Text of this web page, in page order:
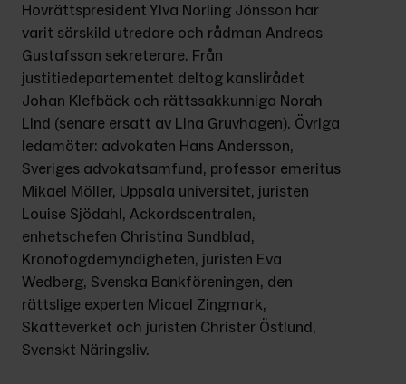
Hovrättspresident Ylva Norling Jönsson har
varit särskild utredare och rådman Andreas
Gustafsson sekreterare. Från
justitiedepartementet deltog kanslirådet
Johan Klefbäck och rättssakkunniga Norah
Lind (senare ersatt av Lina Gruvhagen). Övriga
ledamöter: advokaten Hans Andersson,
Sveriges advokatsamfund, professor emeritus
Mikael Möller, Uppsala universitet, juristen
Louise Sjödahl, Ackordscentralen,
enhetschefen Christina Sundblad,
Kronofogdemyndigheten, juristen Eva
Wedberg, Svenska Bankföreningen, den
rättslige experten Micael Zingmark,
Skatteverket och juristen Christer Östlund,
Svenskt Näringsliv.